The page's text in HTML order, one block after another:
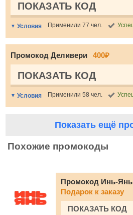
ПОКАЗАТЬ КОД
Условия Применили 77 чел.
Промокод Деливери 400₽
ПОКАЗАТЬ КОД
Условия Применили 58 чел.
Показать ещё
Похожие промокоды
Промокод Инь-Янь
Подарок к заказу
ПОКАЗАТЬ КОД